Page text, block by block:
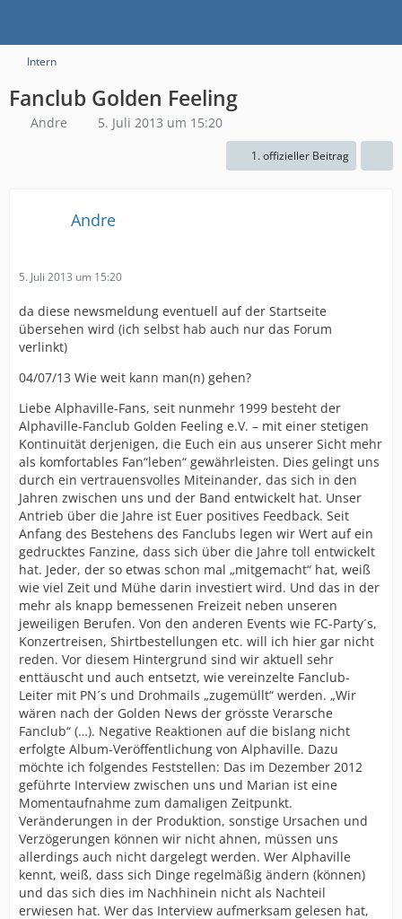
Intern
Fanclub Golden Feeling
Andre 5. Juli 2013 um 15:20
1. offizieller Beitrag
Andre
5. Juli 2013 um 15:20
da diese newsmeldung eventuell auf der Startseite
übersehen wird (ich selbst hab auch nur das Forum
verlinkt)
04/07/13 Wie weit kann man(n) gehen?
Liebe Alphaville-Fans, seit nunmehr 1999 besteht der
Alphaville-Fanclub Golden Feeling e.V. – mit einer stetigen
Kontinuität derjenigen, die Euch ein aus unserer Sicht mehr
als komfortables Fan“leben“ gewährleisten. Dies gelingt uns
durch ein vertrauensvolles Miteinander, das sich in den
Jahren zwischen uns und der Band entwickelt hat. Unser
Antrieb über die Jahre ist Euer positives Feedback. Seit
Anfang des Bestehens des Fanclubs legen wir Wert auf ein
gedrucktes Fanzine, dass sich über die Jahre toll entwickelt
hat. Jeder, der so etwas schon mal „mitgemacht“ hat, weiß
wie viel Zeit und Mühe darin investiert wird. Und das in der
mehr als knapp bemessenen Freizeit neben unseren
jeweiligen Berufen. Von den anderen Events wie FC-Party´s,
Konzertreisen, Shirtbestellungen etc. will ich hier gar nicht
reden. Vor diesem Hintergrund sind wir aktuell sehr
enttäuscht und auch entsetzt, wie vereinzelte Fanclub-
Leiter mit PN´s und Drohmails „zugemüllt“ werden. „Wir
wären nach der Golden News der grösste Verarsche
Fanclub“ (…). Negative Reaktionen auf die bislang nicht
erfolgte Album-Veröffentlichung von Alphaville. Dazu
möchte ich folgendes Feststellen: Das im Dezember 2012
geführte Interview zwischen uns und Marian ist eine
Momentaufnahme zum damaligen Zeitpunkt.
Veränderungen in der Produktion, sonstige Ursachen und
Verzögerungen können wir nicht ahnen, müssen uns
allerdings auch nicht dargelegt werden. Wer Alphaville
kennt, weiß, dass sich Dinge regelmäßig ändern (können)
und das sich dies im Nachhinein nicht als Nachteil
erwiesen hat. Wer das Interview aufmerksam gelesen hat,